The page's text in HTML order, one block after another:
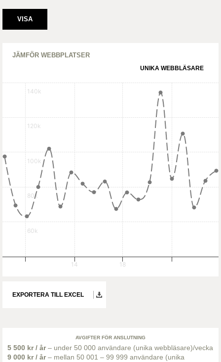
JÄMFÖR WEBBPLATSER
UNIKA WEBBLÄSARE
60k
80k
100k
120k
140k
14 18
EXPORTERA TILL EXCEL
AVGIFTER FÖR ANSLUTNING
5 500 kr / år– under 50 000 användare (unika webbläsare)/vecka
9 000 kr / år– mellan 50 001 – 99 999 användare (unika